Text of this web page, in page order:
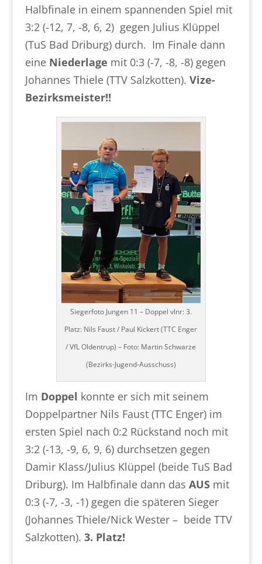
Halbfinale in einem spannenden Spiel mit
3:2 (-12, 7, -8, 6, 2) gegen Julius Klüppel
(TuS Bad Driburg) durch. Im Finale dann
eine Niederlage mit 0:3 (-7, -8, -8) gegen
Johannes Thiele (TTV Salzkotten). Vize-
Bezirksmeister!!
Siegerfoto Jungen 11 – Doppel vlnr: 3.
Platz: Nils Faust / Paul Kickert (TTC Enger
/ VfL Oldentrup) – Foto: Martin Schwarze
(Bezirks-Jugend-Ausschuss)
Im Doppel konnte er sich mit seinem
Doppelpartner Nils Faust (TTC Enger) im
ersten Spiel nach 0:2 Rückstand noch mit
3:2 (-13, -9, 6, 9, 6) durchsetzen gegen
Damir Klass/Julius Klüppel (beide TuS Bad
Driburg). Im Halbfinale dann das AUSmit
0:3 (-7, -3, -1) gegen die späteren Sieger
(Johannes Thiele/Nick Wester – beide TTV
Salzkotten). 3. Platz!